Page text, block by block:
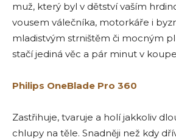
muž, který byl v dětství vaším
vousem válečníka, motorkáře i
mladistvým strništěm či mocným
stačí jediná věc a pár minut v
Philips OneBlade Pro 360
Zastřihuje, tvaruje a holí jakkoliv
chlupy na těle. Snadněji než kdy